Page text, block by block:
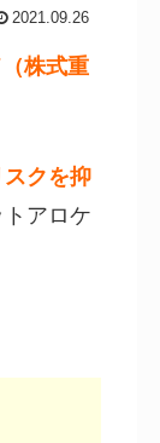
2021.09.26
株式重
クを抑
アロケ